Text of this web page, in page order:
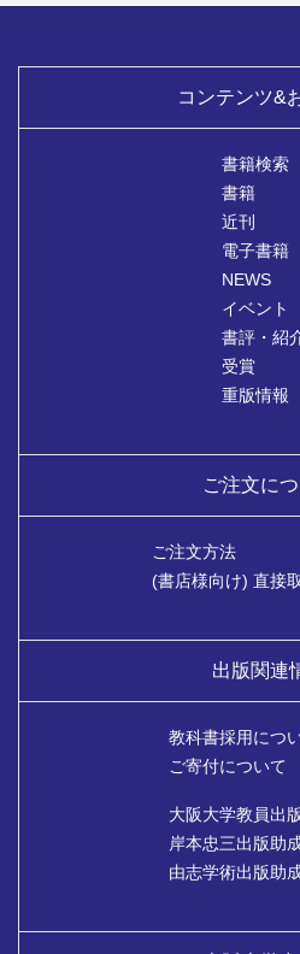
コンテンツ&
書籍検索
書籍
近刊
電子書籍
NEWS
イベント
書評・紹
受賞
重版情報
ご注文に
ご注文方法
(書店様向け) 直接
出版関連
教科書採用につ
ご寄付について
大阪大学教員出
岸本忠三出版助
由志学術出版助